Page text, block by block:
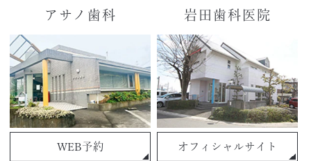
アサノ歯科
WEB予約
岩田歯科医院
オフィシャルサイト